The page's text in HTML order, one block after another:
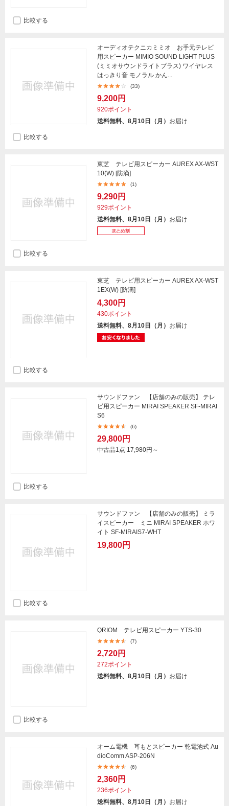
比較する
オーディオテクニカミミオ お手元テレビ
用スピーカー MIMIO SOUND LIGHT PLUS
(ミミオサウンドライトプラス) ワイヤレス
はっきり音 モノラル かん...
(33)
9,200円
920ポイント
送料無料、8月10日（月） お届け
比較する
東芝 テレビ用スピーカー AUREX AX-WST
10(W) [防滴]
(1)
9,290円
929ポイント
送料無料、8月10日（月） お届け
比較する
東芝 テレビ用スピーカー AUREX AX-WST
1EX(W) [防滴]
4,300円
430ポイント
送料無料、8月10日（月） お届け
比較する
サウンドファン 【店舗のみの販売】 テレ
ビ用スピーカー MIRAI SPEAKER SF-MIRAI
S6
(6)
29,800円
中古品1点 17,980円～
比較する
サウンドファン 【店舗のみの販売】 ミラ
イスピーカー ミニ MIRAI SPEAKER ホワ
イト SF-MIRAIS7-WHT
19,800円
比較する
QRIOM テレビ用スピーカー YTS-30
(7)
2,720円
272ポイント
送料無料、8月10日（月） お届け
比較する
オーム電機 耳もとスピーカー 乾電池式 Au
dioComm ASP-206N
(6)
2,360円
236ポイント
送料無料、8月10日（月） お届け